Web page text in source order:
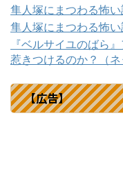
隼人塚にまつわる怖
隼人塚にまつわる怖
『ベルサイユのばら
惹きつけるのか？（ネ
【広告】